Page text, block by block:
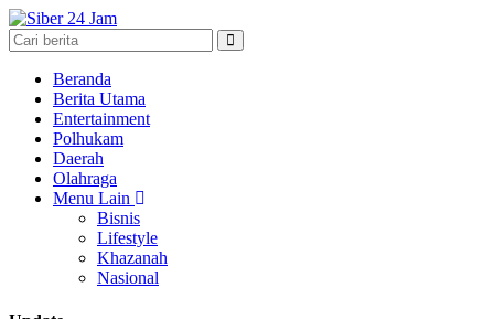
Beranda
Berita Utama
Entertainment
Polhukam
Daerah
Olahraga
Menu Lain
Bisnis
Lifestyle
Khazanah
Nasional